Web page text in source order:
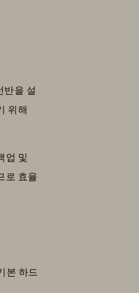
반을 설
위해
업 및
로 효율
본 하드